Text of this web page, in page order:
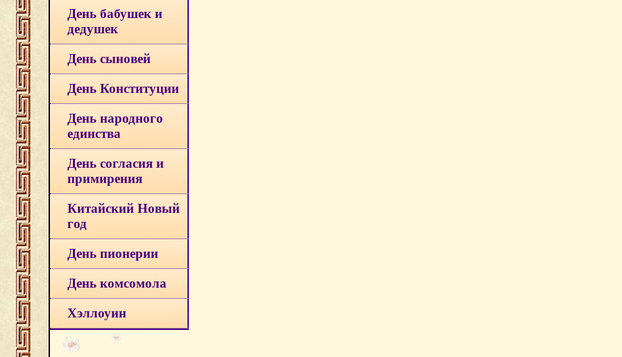
День бабушек и
дедушек
День сыновей
День Конституции
День народного
единства
День согласия и
примирения
Китайский Новый
год
День пионерии
День комсомола
Хэллоуин